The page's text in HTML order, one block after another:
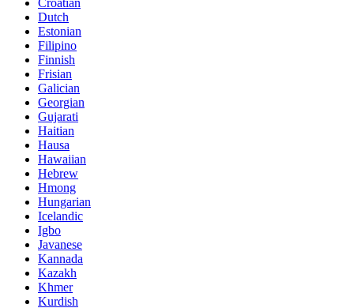
Croatian
Dutch
Estonian
Filipino
Finnish
Frisian
Galician
Georgian
Gujarati
Haitian
Hausa
Hawaiian
Hebrew
Hmong
Hungarian
Icelandic
Igbo
Javanese
Kannada
Kazakh
Khmer
Kurdish